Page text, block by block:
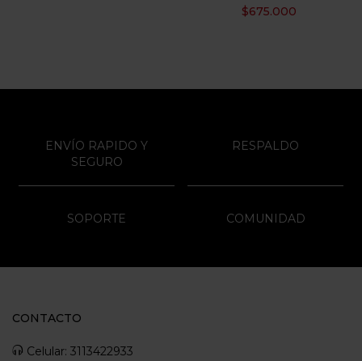
$675.000
ENVÍO RAPIDO Y
SEGURO
RESPALDO
SOPORTE COMUNIDAD
CONTACTO
Celular: 3113422933